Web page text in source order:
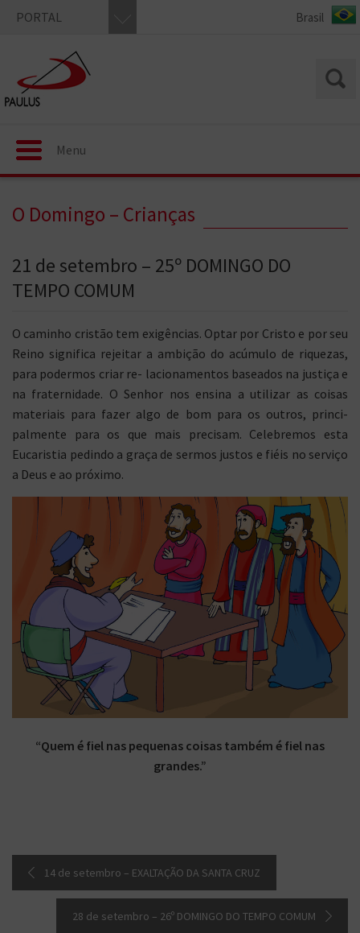
PORTAL
Menu
O Domingo – Crianças
21 de setembro – 25º DOMINGO DO
TEMPO COMUM
O caminho cristão tem exigências. Optar por Cristo e por seu
Reino significa rejeitar a ambição do acúmulo de riquezas,
para podermos criar re- lacionamentos baseados na justiça e
na fraternidade. O Senhor nos ensina a utilizar as coisas
materiais para fazer algo de bom para os outros, princi-
palmente para os que mais precisam. Celebremos esta
Eucaristia pedindo a graça de sermos justos e fiéis no serviço
a Deus e ao próximo.
“Quem é fiel nas pequenas coisas também é fiel nas
grandes.”
14 de setembro – EXALTAÇÃO DA SANTA CRUZ
28 de setembro – 26º DOMINGO DO TEMPO COMUM